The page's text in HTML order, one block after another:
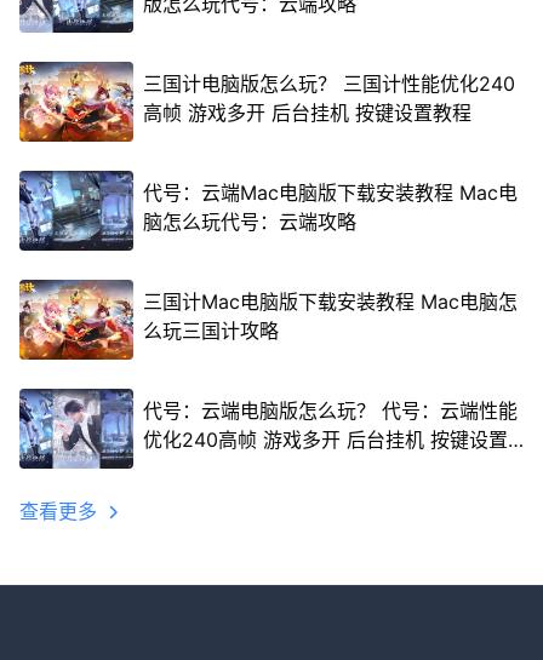
三国计电脑版怎么玩？ 三国计性能优化240
高帧 游戏多开 后台挂机 按键设置教程
代号：云端Mac电脑版下载安装教程 Mac电
脑怎么玩代号：云端攻略
三国计Mac电脑版下载安装教程 Mac电脑怎
么玩三国计攻略
代号：云端电脑版怎么玩？ 代号：云端性能
优化240高帧 游戏多开 后台挂机 按键设置
查看更多